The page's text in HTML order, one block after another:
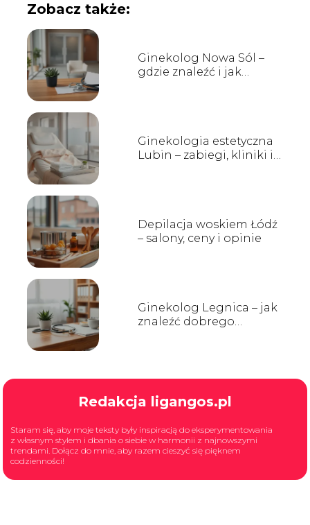
Zobacz także:
Ginekolog Nowa Sól –
gdzie znaleźć i jak
Ginekologia estetyczna
Lubin – zabiegi, kliniki i
Depilacja woskiem Łódź
– salony, ceny i opinie
Ginekolog Legnica – jak
znaleźć dobrego
Redakcja ligangos.pl
Staram się, aby moje teksty były inspiracją do eksperymentowania
z własnym stylem i dbania o siebie w harmonii z najnowszymi
trendami. Dołącz do mnie, aby razem cieszyć się pięknem
codzienności!